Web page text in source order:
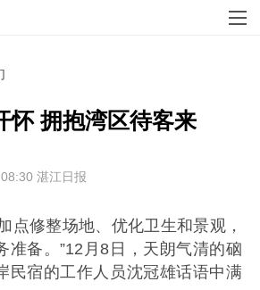
怀 拥抱湾区待客来
湛江日报
点修整场地、优化卫生和景观，
准备。”12月8日，天朗气清的硇
民宿的工作人员沈冠雄话语中满